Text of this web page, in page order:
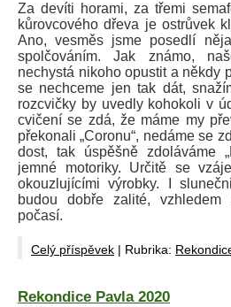
Za devíti horami, za třemi
kůrovcového dřeva je ostrůvek
Ano, vesměs jsme posedlí
spolčováním. Jak známo,
nechystá nikoho opustit a někdy
se nechceme jen tak dát,
rozcvičky by uvedly kohokoli v
cvičení se zdá, že máme my
překonali „Coronu“, nedáme se
dost, tak úspěšně zdoláváme
jemné motoriky. Určitě se
okouzlujícími výrobky. I
budou dobře zalité, vzhledem
počasí.
Celý příspěvek | Rubrika:
Rekondice Pavla 2020